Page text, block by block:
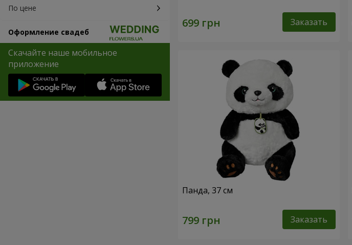
По цене
Оформление свадеб
Скачайте наше мобильное
приложение
Заказать
Панда, 37 см
Заказать